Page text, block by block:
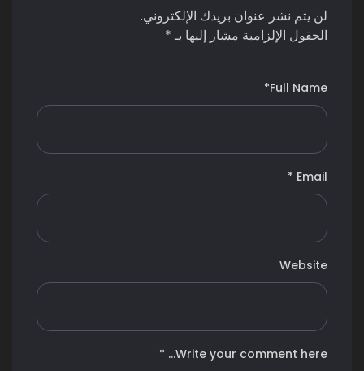
لن يتم نشر عنوان بريدك الإلكتروني.
الحقول الإلزامية مشار إليها بـ*
Full Name
*
Email
*
Website
Write your comment here…
*